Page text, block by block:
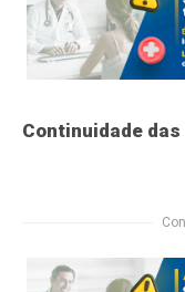
Continuidade